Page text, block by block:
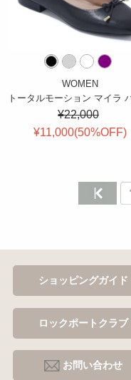
WOMEN
トータルモーション マイラ
¥22,000
¥11,000(50%OFF)
ショッピングガイド
ロックポートクラブ
お問い合わせ